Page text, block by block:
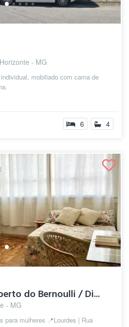
- MG
mobiliado com cama de
6 4
do Bernoulli / Di...
- MG
para mulheres 📍Lourdes | Rua